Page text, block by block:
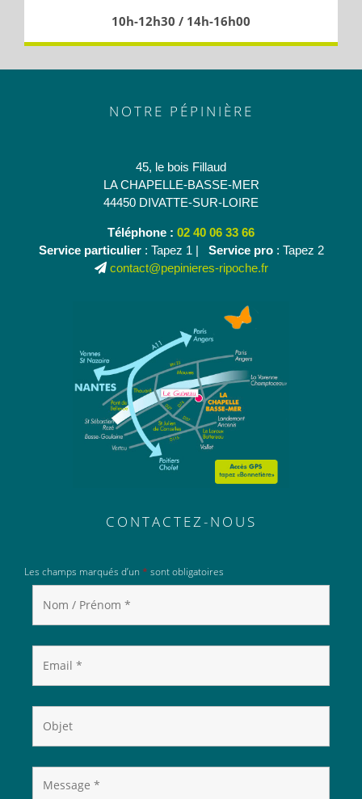
10h-12h30 / 14h-16h00
NOTRE PÉPINIÈRE
45, le bois Fillaud
LA CHAPELLE-BASSE-MER
44450 DIVATTE-SUR-LOIRE
Téléphone : 02 40 06 33 66
Service particulier: Tapez 1 | Service pro: Tapez 2
contact@pepinieres-ripoche.fr
CONTACTEZ-NOUS
Les champs marqués d’un * sont obligatoires